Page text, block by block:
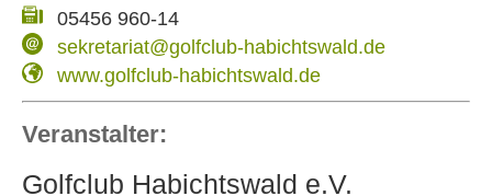
05456 960-14
sekretariat@golfclub-habichtswald.de
www.golfclub-habichtswald.de
Veranstalter:
Golfclub Habichtswald e.V.